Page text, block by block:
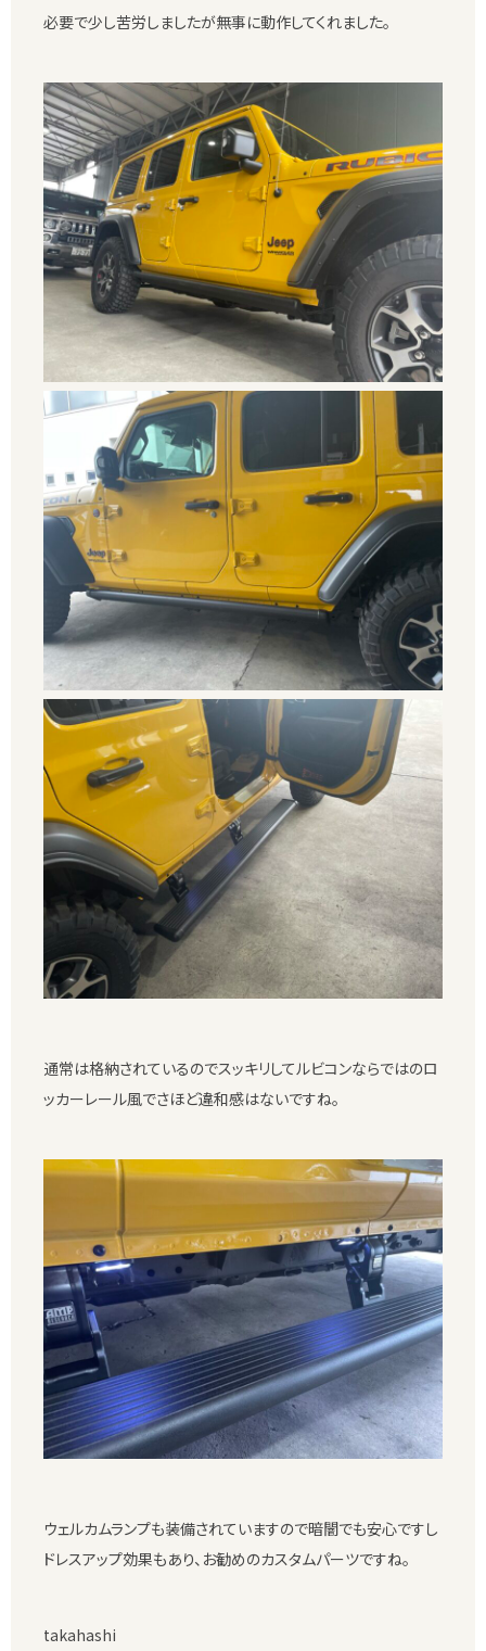
必要で少し苦労しましたが無事に動作してくれました。
通常は格納されているのでスッキリしてルビコンならではのロ
ッカーレール風でさほど違和感はないですね。
ウェルカムランプも装備されていますので暗闇でも安心ですし
ドレスアップ効果もあり、お勧めのカスタムパーツですね。
takahashi